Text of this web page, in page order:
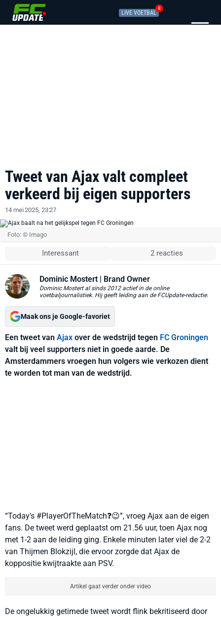
LIVE VOETBAL
8
Tweet van Ajax valt compleet
verkeerd bij eigen supporters
14 mei 2025, 23:27
Foto: © Imago
Interessant 2 reacties
Dominic Mostert | Brand Owner
Dominic Mostert al sinds 2012 actief in de online
voetbaljournalistiek. Hij geeft leiding aan de FCUpdate-redactie.
Maak ons je Google-favoriet
Een tweet van Ajax over de wedstrijd tegen FC Groningen
valt bij veel supporters niet in goede aarde. De
Amsterdammers vroegen hun volgers wie verkozen dient
te worden tot man van de wedstrijd.
“Today's #PlayerOfTheMatch❓😉”, vroeg Ajax aan de eigen
fans. De tweet werd geplaatst om 21.56 uur, toen Ajax nog
met 1-2 aan de leiding ging. Enkele minuten later viel de 2-2
van Thijmen Blokzijl, die ervoor zorgde dat Ajax de
koppositie kwijtraakte aan PSV.
Artikel gaat verder onder video
De ongelukkig getimede tweet wordt flink bekritiseerd door